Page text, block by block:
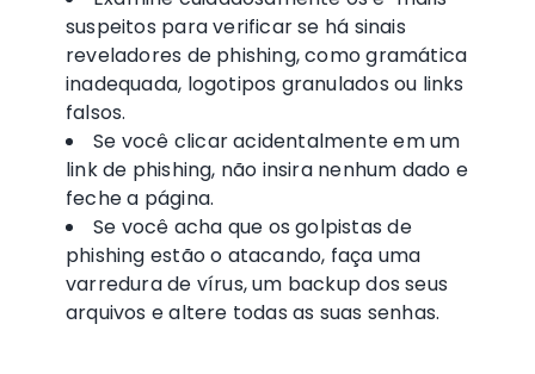
suspeitos para verificar se há sinais
reveladores de phishing, como gramática
inadequada, logotipos granulados ou links
falsos.
Se você clicar acidentalmente em um
link de phishing, não insira nenhum dado e
feche a página.
Se você acha que os golpistas de
phishing estão o atacando, faça uma
varredura de vírus, um backup dos seus
arquivos e altere todas as suas senhas.